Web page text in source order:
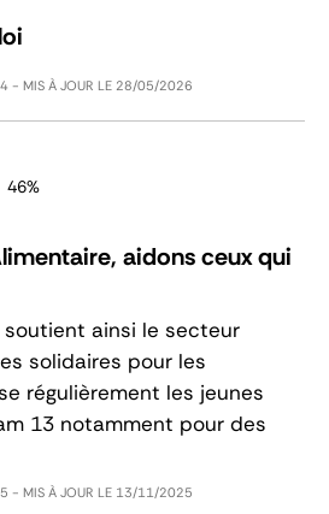
- MIS À JOUR LE 28/05/2026
aidons ceux qui
46%
ainsi le secteur
solidaires pour les
régulièrement les jeunes
13 notamment pour des
- MIS À JOUR LE 13/11/2025